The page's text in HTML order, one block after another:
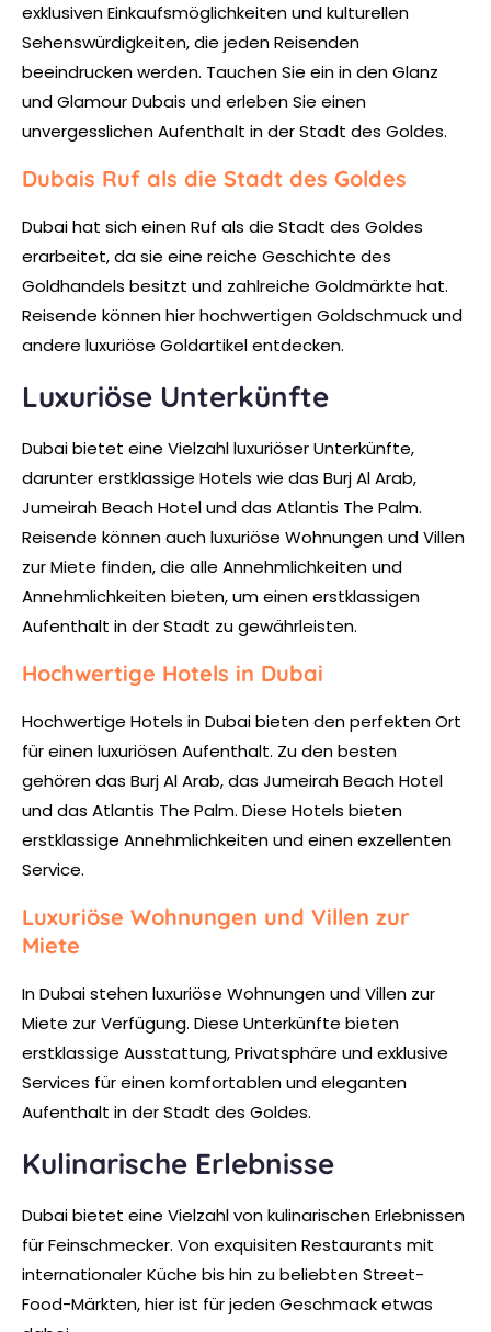
exklusiven Einkaufsmöglichkeiten und kulturellen
Sehenswürdigkeiten, die jeden Reisenden
beeindrucken werden. Tauchen Sie ein in den Glanz
und Glamour Dubais und erleben Sie einen
unvergesslichen Aufenthalt in der Stadt des Goldes.
Dubais Ruf als die Stadt des Goldes
Dubai hat sich einen Ruf als die Stadt des Goldes
erarbeitet, da sie eine reiche Geschichte des
Goldhandels besitzt und zahlreiche Goldmärkte hat.
Reisende können hier hochwertigen Goldschmuck und
andere luxuriöse Goldartikel entdecken.
Luxuriöse Unterkünfte
Dubai bietet eine Vielzahl luxuriöser Unterkünfte,
darunter erstklassige Hotels wie das Burj Al Arab,
Jumeirah Beach Hotel und das Atlantis The Palm.
Reisende können auch luxuriöse Wohnungen und Villen
zur Miete finden, die alle Annehmlichkeiten und
Annehmlichkeiten bieten, um einen erstklassigen
Aufenthalt in der Stadt zu gewährleisten.
Hochwertige Hotels in Dubai
Hochwertige Hotels in Dubai bieten den perfekten Ort
für einen luxuriösen Aufenthalt. Zu den besten
gehören das Burj Al Arab, das Jumeirah Beach Hotel
und das Atlantis The Palm. Diese Hotels bieten
erstklassige Annehmlichkeiten und einen exzellenten
Service.
Luxuriöse Wohnungen und Villen zur
Miete
In Dubai stehen luxuriöse Wohnungen und Villen zur
Miete zur Verfügung. Diese Unterkünfte bieten
erstklassige Ausstattung, Privatsphäre und exklusive
Services für einen komfortablen und eleganten
Aufenthalt in der Stadt des Goldes.
Kulinarische Erlebnisse
Dubai bietet eine Vielzahl von kulinarischen Erlebnissen
für Feinschmecker. Von exquisiten Restaurants mit
internationaler Küche bis hin zu beliebten Street-
Food-Märkten, hier ist für jeden Geschmack etwas